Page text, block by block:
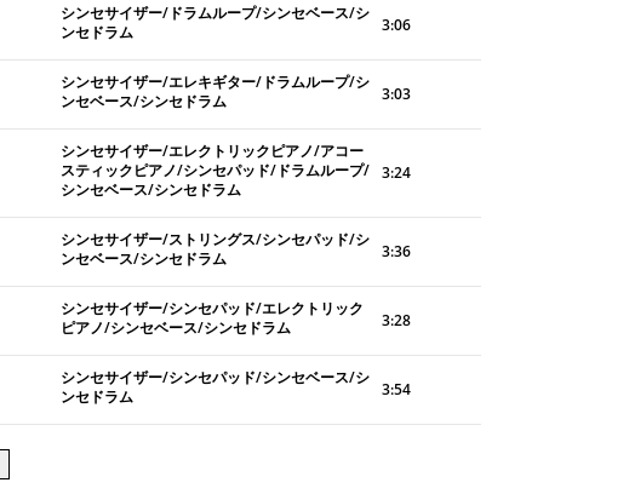
シンセサイザー/ドラムループ/シンセベース/シ
ンセドラム
3:06
シンセサイザー/エレキギター/ドラムループ/シ
ンセベース/シンセドラム
3:03
シンセサイザー/エレクトリックピアノ/アコー
スティックピアノ/シンセパッド/ドラムループ/
シンセベース/シンセドラム
3:24
シンセサイザー/ストリングス/シンセパッド/シ
ンセベース/シンセドラム
3:36
シンセサイザー/シンセパッド/エレクトリック
ピアノ/シンセベース/シンセドラム
3:28
シンセサイザー/シンセパッド/シンセベース/シ
ンセドラム
3:54